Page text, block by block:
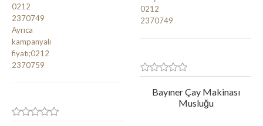
Bayıner Çay Makinası
Musluğu